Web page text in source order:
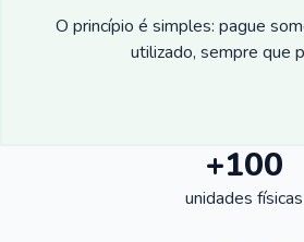
O princípio é simples: pague
utilizado, sempre que
+100
unidades físicas